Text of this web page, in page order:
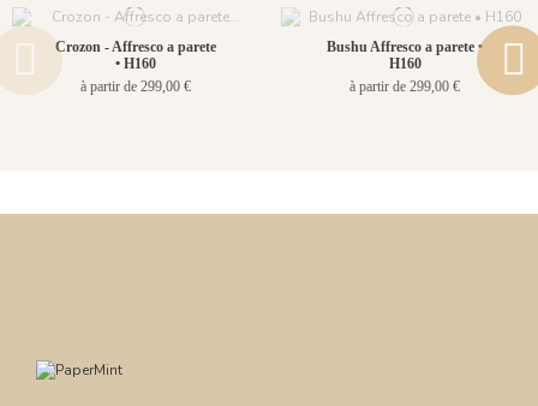
Crozon - Affresco a parete
• H160
à partir de 299,00 €
Bushu Affresco a parete •
H160
à partir de 299,00 €